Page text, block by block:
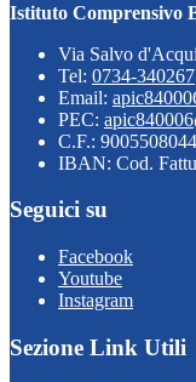
Istituto Comprensivo
Via Salvo
Tel: 0734-340267
Email:
PEC:
C.F.:
IBAN: Cod.
Seguici su
Facebook
Youtube
Instagram
Sezione Link Utili